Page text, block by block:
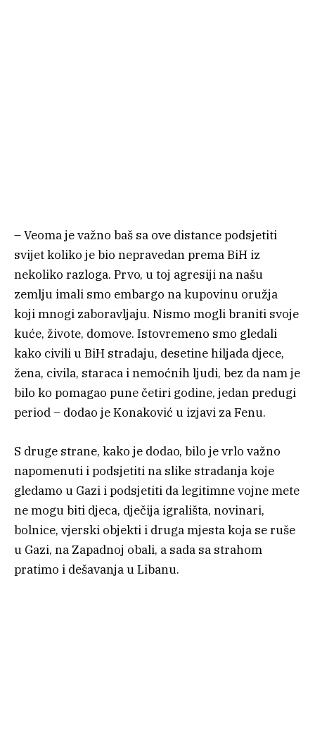
– Veoma je važno baš sa ove distance podsjetiti
svijet koliko je bio nepravedan prema BiH iz
nekoliko razloga. Prvo, u toj agresiji na našu
zemlju imali smo embargo na kupovinu oružja
koji mnogi zaboravljaju. Nismo mogli braniti svoje
kuće, živote, domove. Istovremeno smo gledali
kako civili u BiH stradaju, desetine hiljada djece,
žena, civila, staraca i nemoćnih ljudi, bez da nam je
bilo ko pomagao pune četiri godine, jedan predugi
period – dodao je Konaković u izjavi za Fenu.
S druge strane, kako je dodao, bilo je vrlo važno
napomenuti i podsjetiti na slike stradanja koje
gledamo u Gazi i podsjetiti da legitimne vojne mete
ne mogu biti djeca, dječija igrališta, novinari,
bolnice, vjerski objekti i druga mjesta koja se ruše
u Gazi, na Zapadnoj obali, a sada sa strahom
pratimo i dešavanja u Libanu.